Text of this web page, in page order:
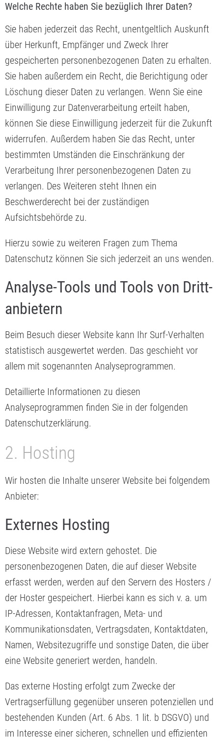
Welche Rechte haben Sie bezüglich Ihrer Daten?
Sie haben jederzeit das Recht, unentgeltlich Auskunft
über Herkunft, Empfänger und Zweck Ihrer
gespeicherten personenbezogenen Daten zu erhalten.
Sie haben außerdem ein Recht, die Berichtigung oder
Löschung dieser Daten zu verlangen. Wenn Sie eine
Einwilligung zur Datenverarbeitung erteilt haben,
können Sie diese Einwilligung jederzeit für die Zukunft
widerrufen. Außerdem haben Sie das Recht, unter
bestimmten Umständen die Einschränkung der
Verarbeitung Ihrer personenbezogenen Daten zu
verlangen. Des Weiteren steht Ihnen ein
Beschwerderecht bei der zuständigen
Aufsichtsbehörde zu.
Hierzu sowie zu weiteren Fragen zum Thema
Datenschutz können Sie sich jederzeit an uns wenden.
Analyse-Tools und Tools von Dritt­
anbietern
Beim Besuch dieser Website kann Ihr Surf-Verhalten
statistisch ausgewertet werden. Das geschieht vor
allem mit sogenannten Analyseprogrammen.
Detaillierte Informationen zu diesen
Analyseprogrammen finden Sie in der folgenden
Datenschutzerklärung.
2. Hosting
Wir hosten die Inhalte unserer Website bei folgendem
Anbieter:
Externes Hosting
Diese Website wird extern gehostet. Die
personenbezogenen Daten, die auf dieser Website
erfasst werden, werden auf den Servern des Hosters /
der Hoster gespeichert. Hierbei kann es sich v. a. um
IP-Adressen, Kontaktanfragen, Meta- und
Kommunikationsdaten, Vertragsdaten, Kontaktdaten,
Namen, Websitezugriffe und sonstige Daten, die über
eine Website generiert werden, handeln.
Das externe Hosting erfolgt zum Zwecke der
Vertragserfüllung gegenüber unseren potenziellen und
bestehenden Kunden (Art. 6 Abs. 1 lit. b DSGVO) und
im Interesse einer sicheren, schnellen und effizienten